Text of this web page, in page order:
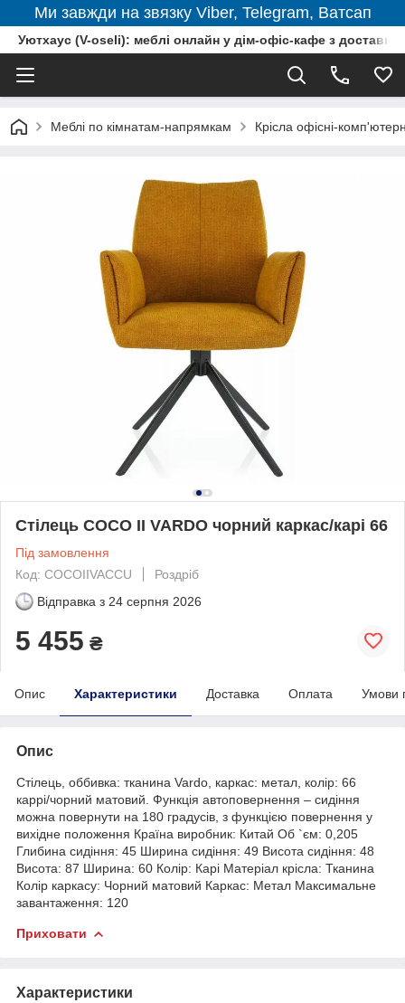
Ми завжди на звязку Viber, Telegram, Ватсап
Уютхаус (V-oseli): меблі онлайн у дім-офіс-кафе з
Меблі по кімнатам-напрямкам Крісла офісні-
Стілець COCO II VARDO чорний каркас/карі 66
Під замовлення
Код: COCOIIVACCU
Роздріб
Відправка з 24 серпня 2026
5 455 ₴
Опис Характеристики Доставка Оплата Умови
Опис
Стілець, оббивка: тканина Vardo, каркас: метал, колір: 66
каррі/чорний матовий. Функція автоповернення – сидіння
можна повернути на 180 градусів, з функцією повернення у
вихідне положення Країна виробник: Китай Об `єм: 0,205
Глибина сидіння: 45 Ширина сидіння: 49 Висота сидіння: 48
Висота: 87 Ширина: 60 Колір: Карі Матеріал крісла: Тканина
Колір каркасу: Чорний матовий Каркас: Метал Максимальне
завантаження: 120
Приховати
Характеристики